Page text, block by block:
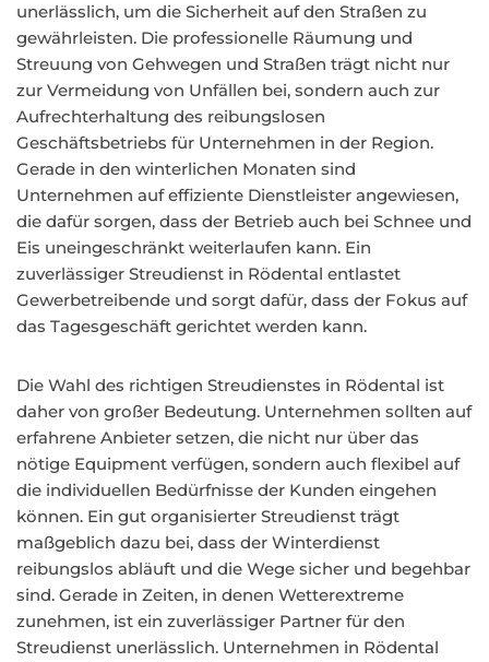
unerlässlich, um die Sicherheit auf den Straßen zu
gewährleisten. Die professionelle Räumung und
Streuung von Gehwegen und Straßen trägt nicht nur
zur Vermeidung von Unfällen bei, sondern auch zur
Aufrechterhaltung des reibungslosen
Geschäftsbetriebs für Unternehmen in der Region.
Gerade in den winterlichen Monaten sind
Unternehmen auf effiziente Dienstleister angewiesen,
die dafür sorgen, dass der Betrieb auch bei Schnee und
Eis uneingeschränkt weiterlaufen kann. Ein
zuverlässiger Streudienst in Rödental entlastet
Gewerbetreibende und sorgt dafür, dass der Fokus auf
das Tagesgeschäft gerichtet werden kann.
Die Wahl des richtigen Streudienstes in Rödental ist
daher von großer Bedeutung. Unternehmen sollten auf
erfahrene Anbieter setzen, die nicht nur über das
nötige Equipment verfügen, sondern auch flexibel auf
die individuellen Bedürfnisse der Kunden eingehen
können. Ein gut organisierter Streudienst trägt
maßgeblich dazu bei, dass der Winterdienst
reibungslos abläuft und die Wege sicher und begehbar
sind. Gerade in Zeiten, in denen Wetterextreme
zunehmen, ist ein zuverlässiger Partner für den
Streudienst unerlässlich. Unternehmen in Rödental